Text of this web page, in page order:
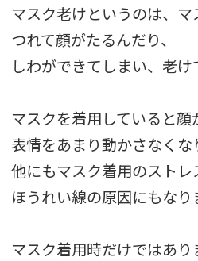
マスク老けというのは、
つれて顔がたるんだり、
しわができてしまい、老け
マスクを着用していると
表情をあまり動かさなくな
他にもマスク着用のストレ
ほうれい線の原因にもなり
マスク着用時だけではあり